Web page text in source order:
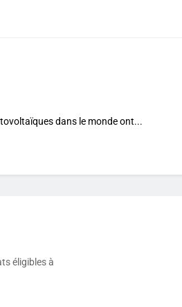
dans le monde ont...
éligibles à